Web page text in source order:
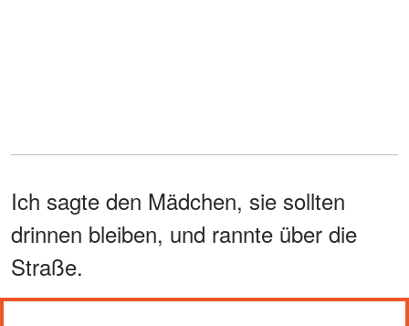
Ich sagte den Mädchen, sie sollten
drinnen bleiben, und rannte über die
Straße.